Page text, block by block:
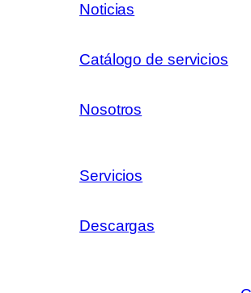
Noticias
Catálogo de servicios
Nosotros
Servicios
Descargas